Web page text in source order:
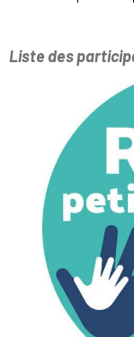
Liste des